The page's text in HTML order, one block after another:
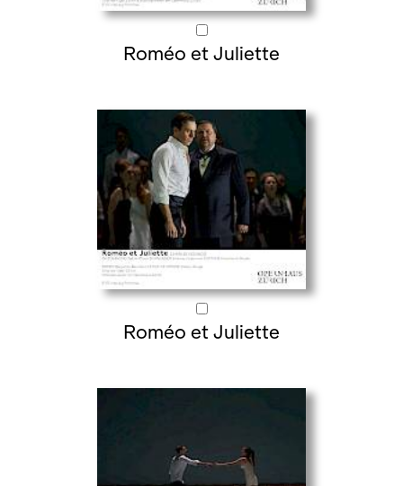
Roméo et Juliette
Roméo et Juliette